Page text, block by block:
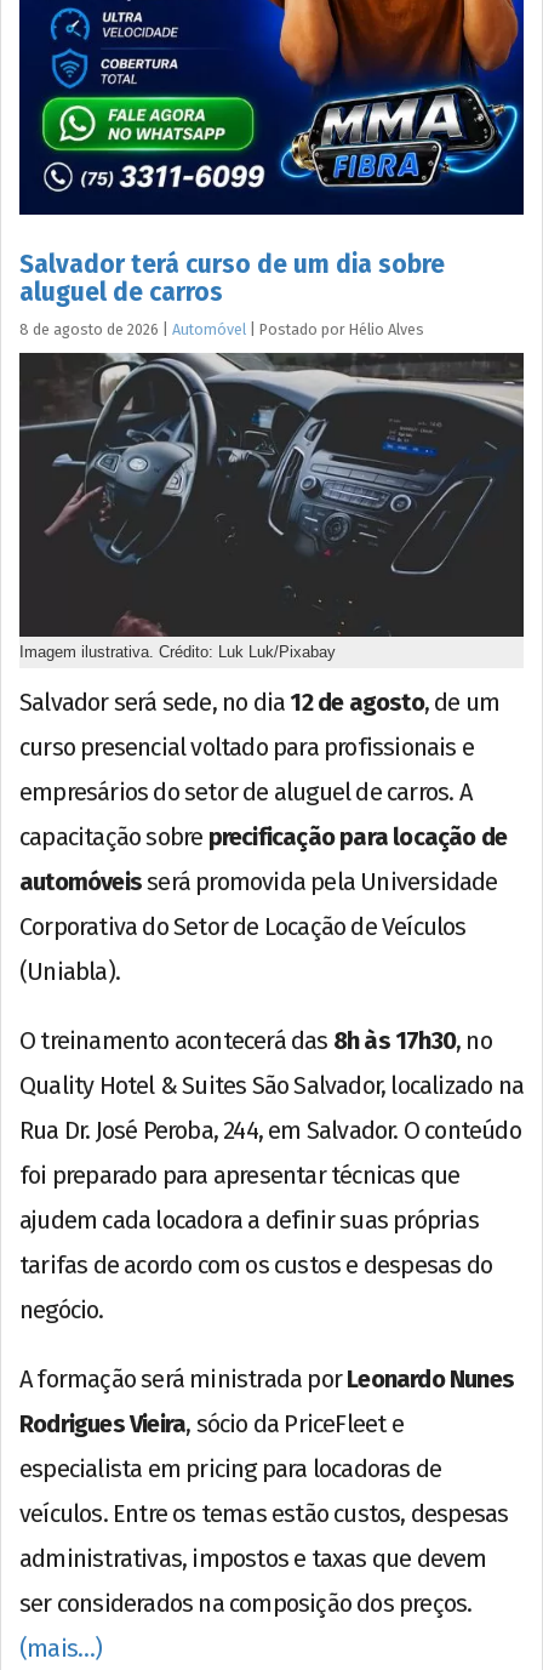
Salvador terá curso de um dia sobre
aluguel de carros
8 de agosto de 2026 Automóvel Postado por Hélio Alves
Imagem ilustrativa. Crédito: Luk Luk/Pixabay
Salvador será sede, no dia 12 de agosto, de um
curso presencial voltado para profissionais e
empresários do setor de aluguel de carros. A
capacitação sobre precificação para locação de
automóveisserá promovida pela Universidade
Corporativa do Setor de Locação de Veículos
(Uniabla).
O treinamento acontecerá das 8h às 17h30, no
Quality Hotel & Suites São Salvador, localizado na
Rua Dr. José Peroba, 244, em Salvador. O conteúdo
foi preparado para apresentar técnicas que
ajudem cada locadora a definir suas próprias
tarifas de acordo com os custos e despesas do
negócio.
A formação será ministrada porLeonardo Nunes
Rodrigues Vieira, sócio da PriceFleet e
especialista em pricing para locadoras de
veículos. Entre os temas estão custos, despesas
administrativas, impostos e taxas que devem
ser considerados na composição dos preços.
(mais…)